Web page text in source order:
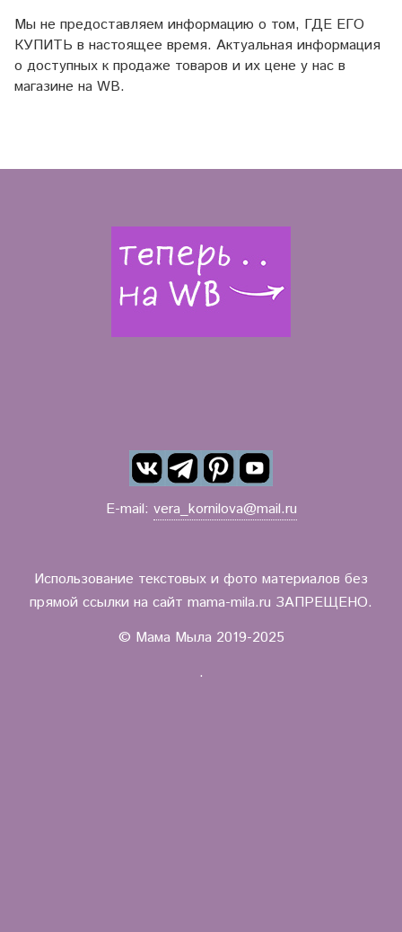
Мы не предоставляем информацию о том, ГДЕ ЕГО
КУПИТЬ в настоящее время. Актуальная информация
о доступных к продаже товаров и их цене у нас в
магазине на WB.
E-mail: vera_kornilova@mail.ru
Использование текстовых и фото материалов без
прямой ссылки на сайт mama-mila.ru ЗАПРЕЩЕНО.
© Мама Мыла 2019-2025
.